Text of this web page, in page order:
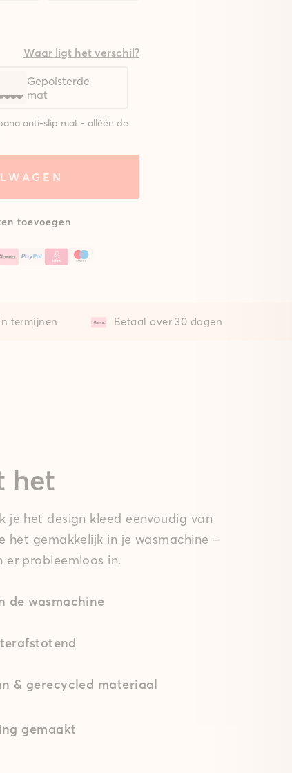
Waar ligt het verschil?
Gepolsterde
mat
anti-slip mat - alléén de
toevoegen
termijnen Betaal over 30 dagen
het
je het design kleed eenvoudig van
het gemakkelijk in je wasmachine –
er probleemloos in.
de wasmachine
& gerecycled materiaal
gemaakt